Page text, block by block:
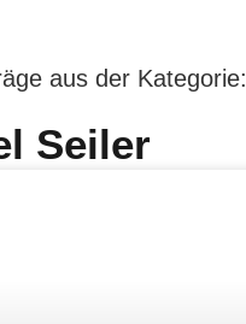
aus der Kategorie:
Seiler